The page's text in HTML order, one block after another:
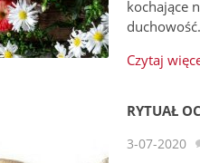
kochające
Czytaj
RYTUAŁ
3-07-2020